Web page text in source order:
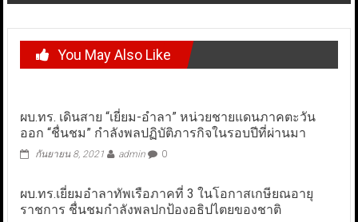
You May Also Like
ผบ.ทร. เดินสาย “เยี่ยม-อำลา” หน่วยชายแดนภาคตะวัน
ออก “ชื่นชม” กำลังพลปฏิบัติภารกิจในรอบปีที่ผ่านมา
กันยายน 8, 2021 admin 0
ผบ.ทร.เยี่ยมอำลาทัพเรือภาคที่ 3 ในโอกาสเกษียณอายุ
ราชการ ชื่นชมกำลังพลปกป้องอธิปไตยของชาติ